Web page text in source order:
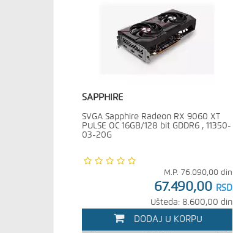
SAPPHIRE
SVGA Sapphire Radeon RX 9060 XT
PULSE OC 16GB/128 bit GDDR6 , 11350-
03-20G
M.P. 76.090,00 din
67.490,00 RSD
Ušteda: 8.600,00 din
DODAJ U KORPU